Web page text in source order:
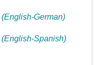
(English-German)
(English-Spanish)